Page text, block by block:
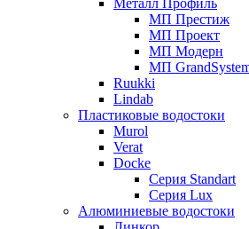
Металл Профиль
МП Престиж
МП Проект
МП Модерн
МП
Ruukki
Lindab
Пластиковые водостоки
Murol
Verat
Docke
Серия Standart
Серия Lux
Алюминиевые водостоки